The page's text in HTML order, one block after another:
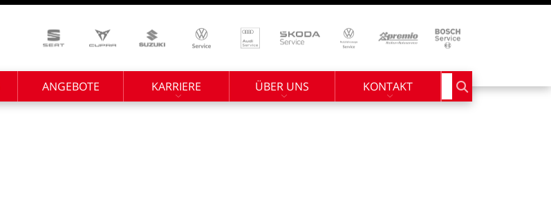
ANGEBOTE KARRIERE ÜBER UNS KONTAKT Suchbegriff